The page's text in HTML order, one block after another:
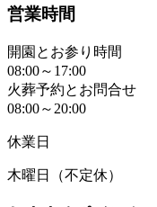
営業時間
開園とお参り時間
08:00～17:00
火葬予約とお問合せ
08:00～20:00
休業日
木曜日（不定休）